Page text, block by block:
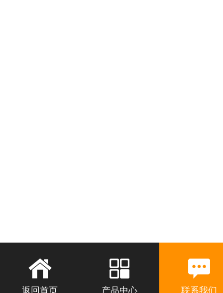
返回首页 产品中心 联系我们